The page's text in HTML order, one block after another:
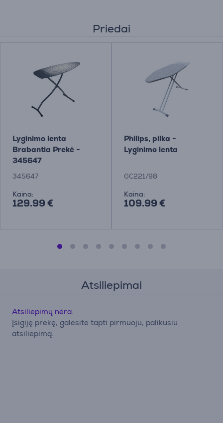
Priedai
Lyginimo lenta
Brabantia Prekė -
345647
345647
Kaina:
129.99 €
Philips, pilka -
Lyginimo lenta
GC221/98
Kaina:
109.99 €
Atsiliepimai
Atsiliepimų nėra.
Įsigiję prekę, galėsite tapti pirmuoju, palikusiu
atsiliepimą.